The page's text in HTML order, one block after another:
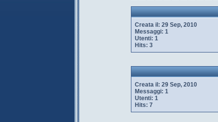
Creata il: 29 Sep, 2010
Messaggi: 1
Utenti: 1
Hits: 3
Creata il: 29 Sep, 2010
Messaggi: 1
Utenti: 1
Hits: 7